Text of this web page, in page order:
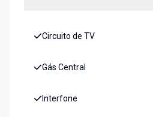
Circuito de TV
Gás Central
Interfone